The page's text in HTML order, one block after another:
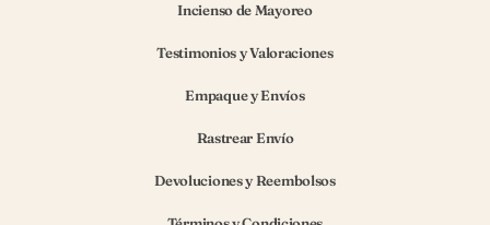
Incienso de Mayoreo
Testimonios y Valoraciones
Empaque y Envíos
Rastrear Envío
Devoluciones y Reembolsos